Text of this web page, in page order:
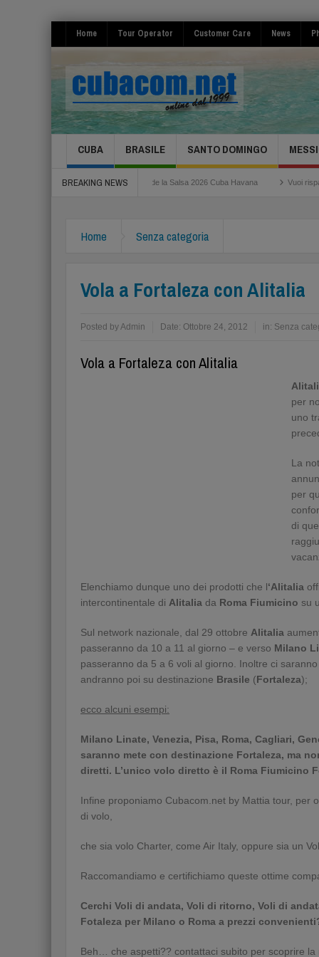
Home Tour Operator Customer Care News
CUBA BRASILE SANTO DOMINGO
BREAKING NEWS
Festival de la Salsa 2026 Cuba Havana Vuoi risparmiare per il
Home Senza categoria
Vola a Fortaleza con Alitalia
Posted byAdmin Date: Ottobre 24, 2012 in: Senza
Vola a Fortaleza con Alitalia
per
uno
La
per
di
Elenchiamo dunque uno dei prodotti che l‘Alitalia
intercontinentale di Alitalia da Roma Fiumicino su
Sul network nazionale, dal 29 ottobre Alitalia
passeranno da 10 a 11 al giorno – e verso Milano
passeranno da 5 a 6 voli al giorno. Inoltre ci
andranno poi su destinazione Brasile (Fortaleza);
ecco alcuni esempi:
Milano Linate, Venezia, Pisa, Roma, Cagliari,
saranno mete con destinazione Fortaleza, ma
diretti. L’unico volo diretto è il Roma Fiumicino
Infine proponiamo Cubacom.net by Mattia tour, per
di volo,
che sia volo Charter, come Air Italy, oppure sia un
Raccomandiamo e certifichiamo queste ottime
Cerchi Voli di andata, Voli di ritorno, Voli di
Fotaleza per Milano o Roma a prezzi
Beh… che aspetti?? contattaci subito per scoprire la